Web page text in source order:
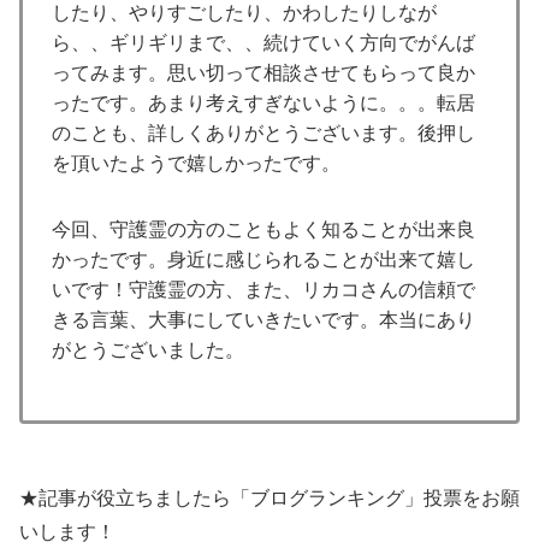
したり、やりすごしたり、かわしたりしなが
ら、、ギリギリまで、、続けていく方向でがんば
ってみます。思い切って相談させてもらって良か
ったです。あまり考えすぎないように。。。転居
のことも、詳しくありがとうございます。後押し
を頂いたようで嬉しかったです。
今回、守護霊の方のこともよく知ることが出来良
かったです。身近に感じられることが出来て嬉し
いです！守護霊の方、また、リカコさんの信頼で
きる言葉、大事にしていきたいです。本当にあり
がとうございました。
★記事が役立ちましたら「ブログランキング」投票をお願
いします！